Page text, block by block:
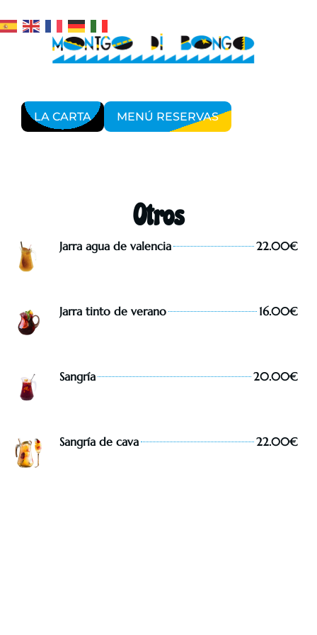
LA CARTA MENÚ RESERVAS
Otros
Jarra agua de valencia 22.00€
Jarra tinto de verano 16.00€
Sangría 20.00€
Sangría de cava 22.00€